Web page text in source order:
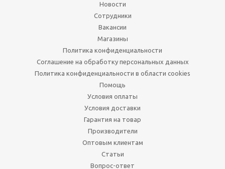
Новости
Сотрудники
Вакансии
Магазины
Политика конфиденциальности
Соглашение на обработку персональных данных
Политика конфиденциальности в области cookies
Помощь
Условия оплаты
Условия доставки
Гарантия на товар
Производители
Оптовым клиентам
Статьи
Вопрос-ответ